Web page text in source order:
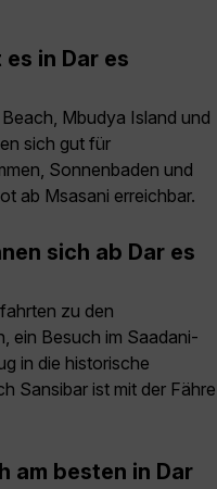
in Dar es
Mbudya Island und
sich gut für
Sonnenbaden und
ab Msasani erreichbar.
sich ab Dar es
zu den
ein Besuch im Saadani-
in die historische
Sansibar ist mit der Fähre
am besten in Dar